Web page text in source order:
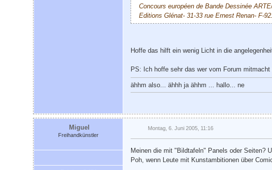
Concours européen de Bande Dessinée
Editions Glénat- 31-33 rue Ernest Renan- F-
Hoffe das hilft ein wenig Licht in die
PS: Ich hoffe sehr das wer vom Forum mitmacht
ähhm also... ähhh ja ähhm ... hallo... ne
Miguel
Freihandkünstler
Montag, 6. Juni 2005, 11:16
Meinen die mit "Bildtafeln" Panels oder Seiten?
Poh, wenn Leute mit Kunstambitionen über